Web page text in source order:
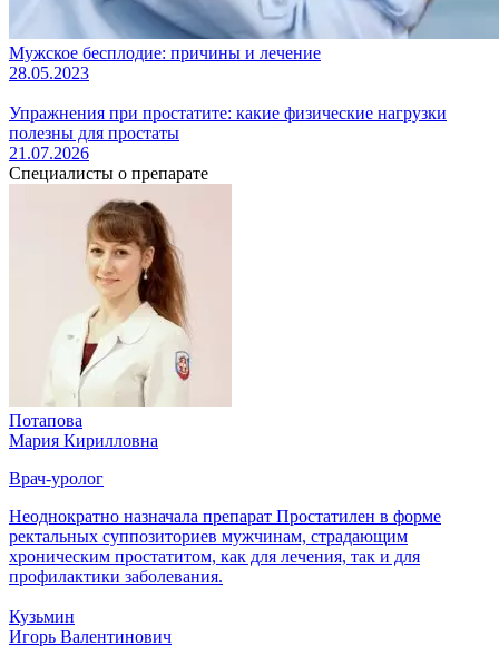
Мужское бесплодие: причины и лечение
28.05.2023
Упражнения при простатите: какие физические нагрузки
полезны для простаты
21.07.2026
Специалисты о препарате
Потапова
Мария Кирилловна
Врач-уролог
Неоднократно назначала препарат Простатилен в форме
ректальных суппозиториев мужчинам, страдающим
хроническим простатитом, как для лечения, так и для
профилактики заболевания.
Кузьмин
Игорь Валентинович